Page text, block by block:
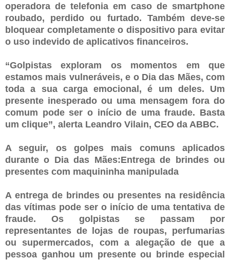
operadora de telefonia em caso de smartphone
roubado, perdido ou furtado. Também deve-se
bloquear completamente o dispositivo para evitar
o uso indevido de aplicativos financeiros.
“Golpistas exploram os momentos em que
estamos mais vulneráveis, e o Dia das Mães, com
toda a sua carga emocional, é um deles. Um
presente inesperado ou uma mensagem fora do
comum pode ser o início de uma fraude. Basta
um clique”, alerta Leandro Vilain, CEO da ABBC.
A seguir, os golpes mais comuns aplicados
durante o Dia das Mães:Entrega de brindes ou
presentes com maquininha manipulada
A entrega de brindes ou presentes na residência
das vítimas pode ser o início de uma tentativa de
fraude. Os golpistas se passam por
representantes de lojas de roupas, perfumarias
ou supermercados, com a alegação de que a
pessoa ganhou um presente ou brinde especial